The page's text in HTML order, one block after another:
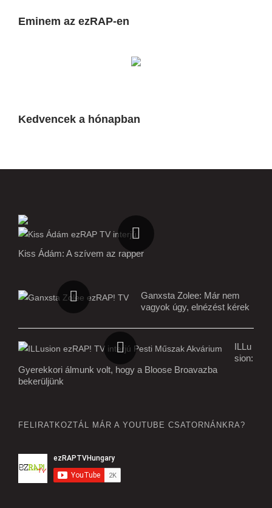
Eminem az ezRAP-en
Kedvencek a hónapban
Kiss Ádám: A szívem az rapper
Ganxsta Zolee: Már nem
vagyok úgy, elnézést kérek
ILLu
sion:
Gyerekkori álmunk volt, hogy a Bloose Broavazba
bekerüljünk
FELIRATKOZTÁL MÁR A YOUTUBE CSATORNÁNKRA?